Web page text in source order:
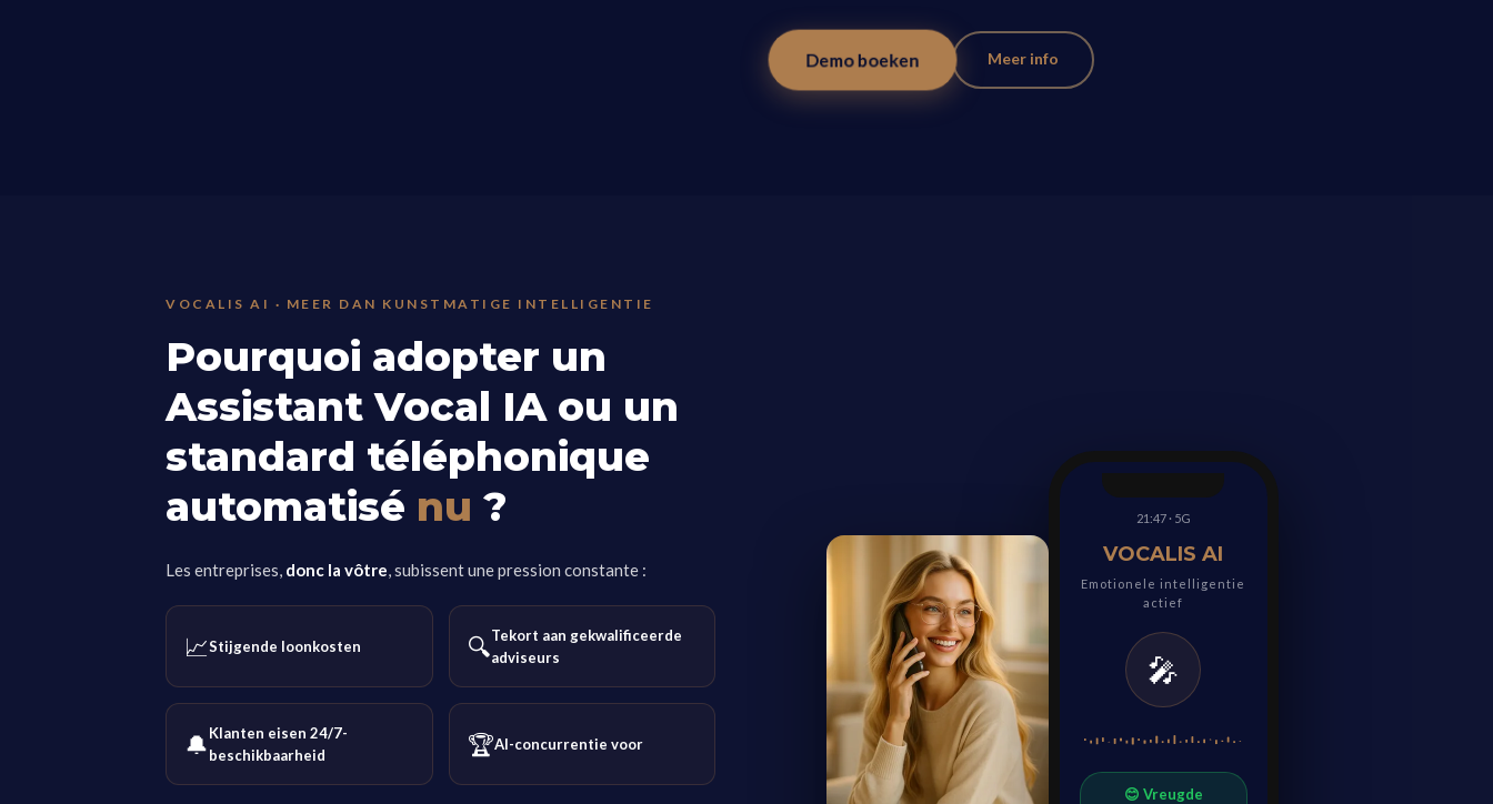
Demo boeken Meer info
VOCALIS AI · MEER DAN KUNSTMATIGE INTELLIGENTIE
Pourquoi adopter un
Assistant Vocal IA ou un
standard téléphonique
automatisé nu ?
Les entreprises, donc la vôtre, subissent une pression constante :
📈Stijgende loonkosten 🔍Tekort aan gekwalificeerde
adviseurs
🔔Klanten eisen 24/7-
beschikbaarheid
🏆AI-concurrentie voor
21:47 · 5G
VOCALIS AI
Emotionele intelligentie
actief
🎤
😊 Vreugde